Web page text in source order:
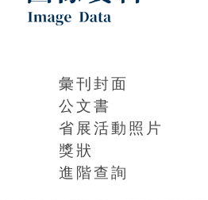
彙刊封面
公文書
省展活動照片
獎狀
進階查詢